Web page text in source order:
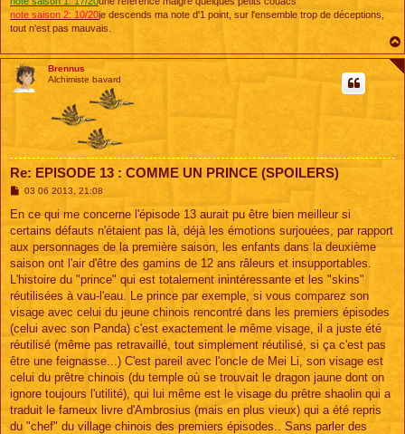
note saison 2: 10/20je descends ma note d'1 point, sur l'ensemble trop de déceptions,
tout n'est pas mauvais.
Brennus
Alchimiste bavard
Re: EPISODE 13 : COMME UN PRINCE (SPOILERS)
M
s
a
g
03 06 2013, 21:08
En ce qui me concerne l'épisode 13 aurait pu être bien meilleur si
certains défauts n'étaient pas là, déjà les émotions surjouées, par rapport
aux personnages de la première saison, les enfants dans la deuxième
saison ont l'air d'être des gamins de 12 ans râleurs et insupportables.
L'histoire du "prince" qui est totalement inintéressante et les "skins"
réutilisées à vau-l'eau. Le prince par exemple, si vous comparez son
visage avec celui du jeune chinois rencontré dans les premiers épisodes
(celui avec son Panda) c'est exactement le même visage, il a juste été
réutilisé (même pas retravaillé, tout simplement réutilisé, si ça c'est pas
être une feignasse...) C'est pareil avec l'oncle de Mei Li, son visage est
celui du prêtre chinois (du temple où se trouvait le dragon jaune dont on
ignore toujours l'utilité), qui lui même est le visage du prêtre shaolin qui a
traduit le fameux livre d'Ambrosius (mais en plus vieux) qui a été repris
du "chef" du village chinois des premiers épisodes.. Sans parler des